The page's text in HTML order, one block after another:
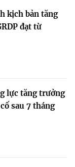
kịch bản tăng
đạt từ
lực tăng trưởng
sau 7 tháng